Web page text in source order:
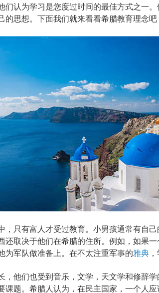
认为学习是您度过时间的最佳方式之一。
的思想。下面我们就来看看希腊教育理念吧
只有富人才受过教育。小男孩通常有自己
还取决于他们在希腊的住所。例如，如果
为军队做准备上。在不太注重军事的雅典
他们也受到音乐，文学，天文学和修辞学
课题。希腊人认为，在民主国家，一个人